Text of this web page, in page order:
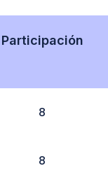
Participación
8
8